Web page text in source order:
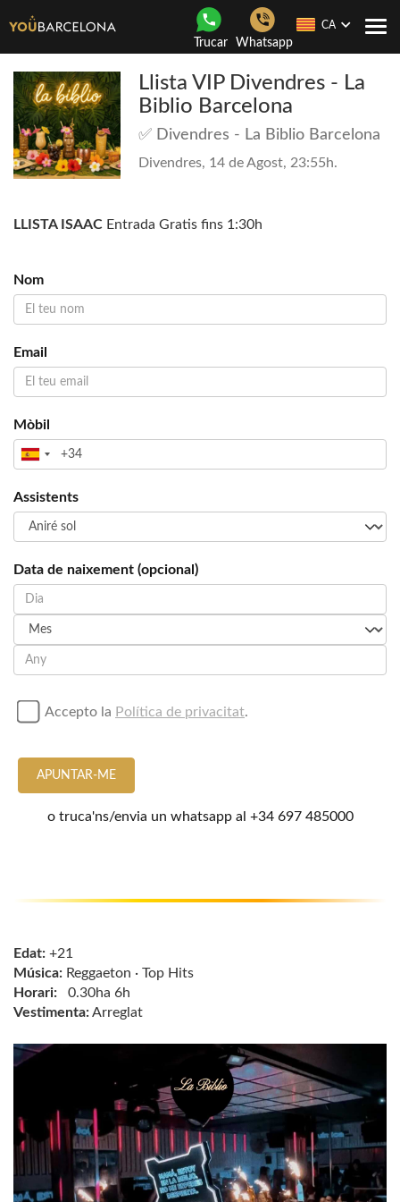
Trucar Whatsapp
CA
Llista VIP Divendres - La
Biblio Barcelona
✅ Divendres - La Biblio Barcelona
Divendres, 14 de Agost, 23:55h.
LLISTA ISAAC Entrada Gratis fins 1:30h
Nom
Email
Mòbil
Assistents
Data de naixement (opcional)
Accepto la Política de privacitat.
APUNTAR-ME
o truca'ns/envia un whatsapp al +34 697 485000
Edat: +21
Música: Reggaeton · Top Hits
Horari: 0.30ha 6h
Vestimenta:Arreglat